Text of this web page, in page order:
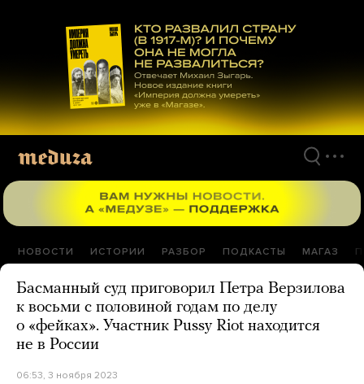
материалам
НОВОСТИ ИСТОРИИ РАЗБОР ПОДКАСТЫ МАГАЗ
Басманный суд приговорил Петра Верзилова
к восьми с половиной годам по делу
о «фейках». Участник Pussy Riot находится
не в России
06:53, 3 ноября 2023